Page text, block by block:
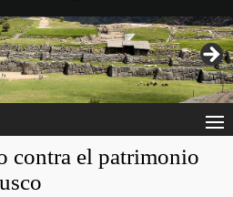
contra el patrimonio